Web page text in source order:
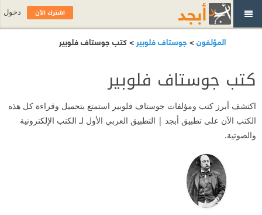
المؤلفون> جوستاف فلوبير > كتب جوستاف فلوبير
كتب جوستاف فلوبير
اكتشف أبرز كتب ومؤلفات جوستاف فلوبير استمتع بتحميل وقراءة كل هذه
الكتب الآن على تطبيق أبجد | التطبيق العربي الأول لـ الكتب الإلكترونية
والصوتية.
اشترك الآن دخول